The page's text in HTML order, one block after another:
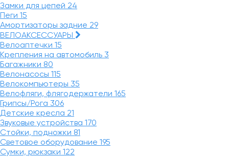
Замки для цепей 24
Пеги 15
Амортизаторы задние 29
ВЕЛОАКСЕССУАРЫ
Велоаптечки 15
Крепления на автомобиль 3
Багажники 80
Велонасосы 115
Велокомпьютеры 35
Велофляги, флягодержатели 165
Грипсы/Рога 306
Детские кресла 21
Звуковые устройства 170
Стойки, подножки 81
Световое оборудование 195
Сумки, рюкзаки 122